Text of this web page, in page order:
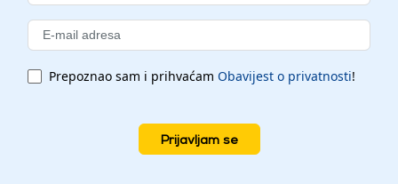
Prepoznao sam i prihvaćam Obavijest o privatnosti!
Prijavljam se